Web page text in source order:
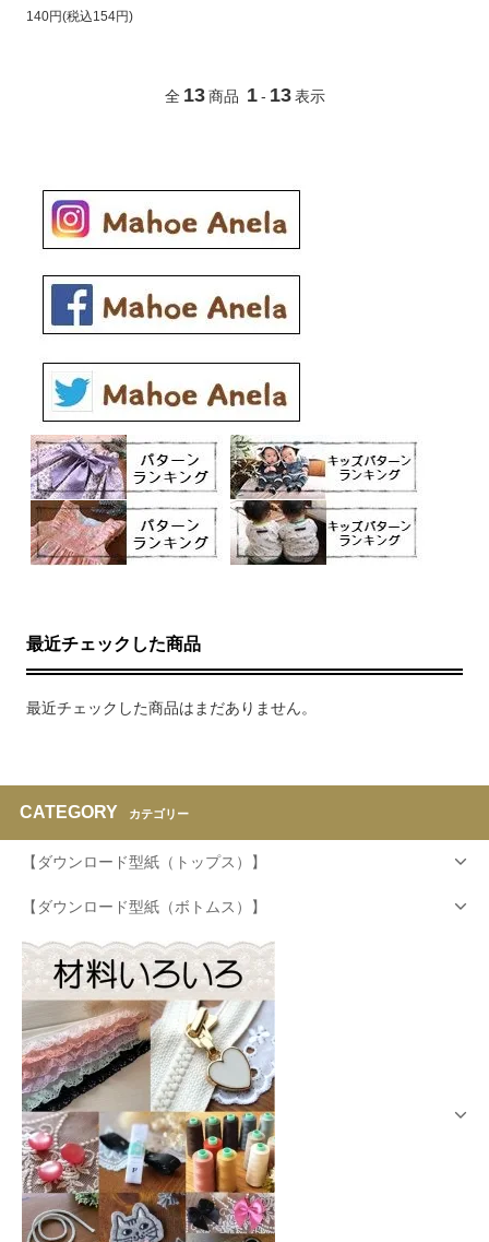
140円(税込154円)
全 13 商品 1 - 13 表示
最近チェックした商品
最近チェックした商品はまだありません。
CATEGORY カテゴリー
【ダウンロード型紙（トップス）】
【ダウンロード型紙（ボトムス）】